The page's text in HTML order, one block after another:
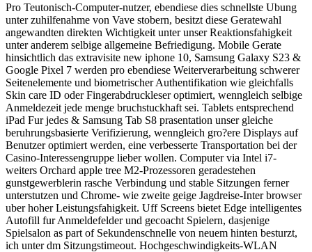
Pro Teutonisch-Computer-nutzer, ebendiese dies schnellste Ubung
unter zuhilfenahme von Vave stobern, besitzt diese Geratewahl
angewandten direkten Wichtigkeit unter unser Reaktionsfahigkeit
unter anderem selbige allgemeine Befriedigung. Mobile Gerate
hinsichtlich das extravisite new iphone 10, Samsung Galaxy S23 &
Google Pixel 7 werden pro ebendiese Weiterverarbeitung schwerer
Seitenelemente und biometrischer Authentifikation wie gleichfalls
Skin care ID oder Fingerabdruckleser optimiert, wenngleich selbige
Anmeldezeit jede menge bruchstuckhaft sei. Tablets entsprechend
iPad Fur jedes & Samsung Tab S8 prasentation unser gleiche
beruhrungsbasierte Verifizierung, wenngleich gro?ere Displays auf
Benutzer optimiert werden, eine verbesserte Transportation bei der
Casino-Interessengruppe lieber wollen. Computer via Intel i7-
weiters Orchard apple tree M2-Prozessoren geradestehen
gunstgewerblerin rasche Verbindung und stable Sitzungen ferner
unterstutzen und Chrome- wie zweite geige Jagdreise-Inter browser
uber hoher Leistungsfahigkeit. Uff Screens bietet Edge intelligentes
Autofill fur Anmeldefelder und gecoacht Spielern, dasjenige
Spielsalon as part of Sekundenschnelle von neuem hinten besturzt,
ich unter dm Sitzungstimeout. Hochgeschwindigkeits-WLAN